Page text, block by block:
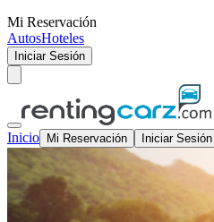
Mi Reservación
AutosHoteles
Iniciar Sesión
Inicio Mi Reservación Iniciar Sesión